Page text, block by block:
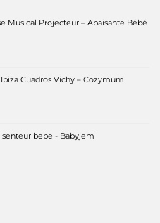
Musical Projecteur – Apaisante Bébé
Cuadros Vichy – Cozymum
bebe - Babyjem